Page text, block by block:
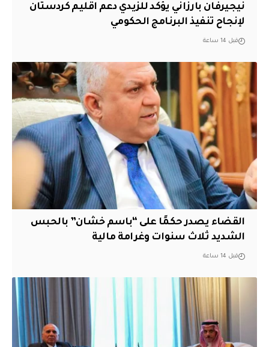
نيجيرفان بارزاني يؤكد للزيدي دعم اقليم ‏كردستان
لإنجاح تنفيذ البرنامج الحكومي
قبل 14 ساعة
القضاء يصدر حكمًا على “باسم خشان” بالحبس
الشديد ثلاث سنوات وغرامة مالية
قبل 14 ساعة